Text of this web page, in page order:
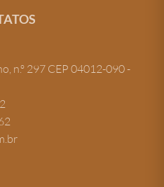
n.º 297 CEP 04012-090 -